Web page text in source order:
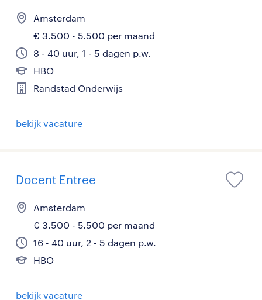
Amsterdam
€ 3.500 - 5.500 per maand
8 - 40 uur, 1 - 5 dagen p.w.
HBO
Randstad Onderwijs
bekijk vacature
Docent Entree
Amsterdam
€ 3.500 - 5.500 per maand
16 - 40 uur, 2 - 5 dagen p.w.
HBO
bekijk vacature